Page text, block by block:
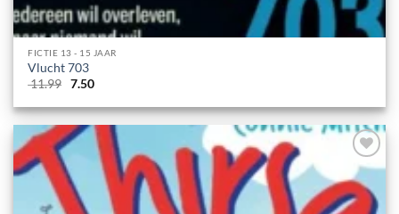
FICTIE 13 - 15 JAAR
Vlucht 703
11.99
Oorspronkelijke
was:
11.99.
7.50Huidige
is:
7.50.